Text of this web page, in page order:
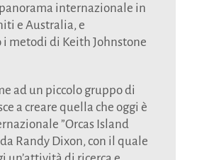
internazionale in
e Australia, e
metodi di Keith Johnstone
ad un piccolo gruppo di
a creare quella che oggi è
”Orcas Island
Randy Dixon, con il quale